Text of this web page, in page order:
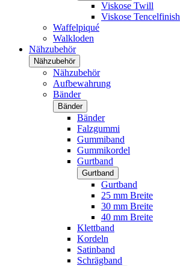
Viskose Twill
Viskose Tencelfinish
Waffelpiqué
Walkloden
Nähzubehör
Nähzubehör
Nähzubehör
Aufbewahrung
Bänder
Bänder
Bänder
Falzgummi
Gummiband
Gummikordel
Gurtband
Gurtband
Gurtband
25 mm Breite
30 mm Breite
40 mm Breite
Klettband
Kordeln
Satinband
Schrägband